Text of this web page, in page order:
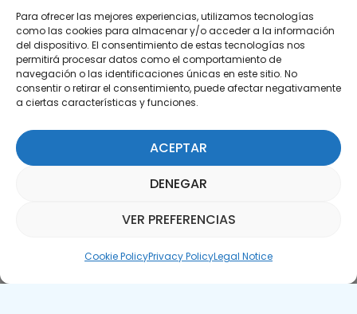
Para ofrecer las mejores experiencias, utilizamos tecnologías
como las cookies para almacenar y/o acceder a la información
del dispositivo. El consentimiento de estas tecnologías nos
permitirá procesar datos como el comportamiento de
navegación o las identificaciones únicas en este sitio. No
consentir o retirar el consentimiento, puede afectar negativamente
a ciertas características y funciones.
ACEPTAR
DENEGAR
VER PREFERENCIAS
Cookie PolicyPrivacy PolicyLegal Notice
Subscribe to our Newsletter
SUBSCRIBE HERE